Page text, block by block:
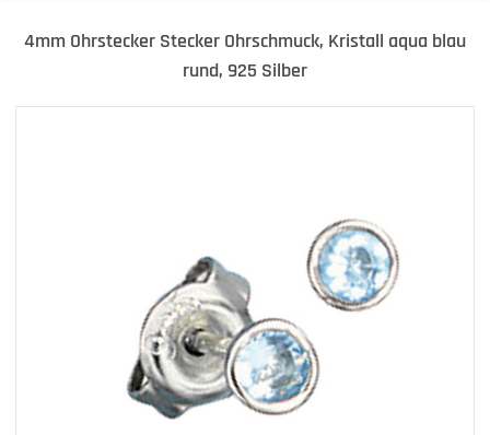
4mm Ohrstecker Stecker Ohrschmuck, Kristall aqua blau
rund, 925 Silber